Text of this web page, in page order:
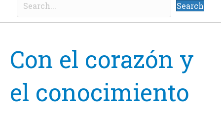
Search
Con el corazón y
el conocimiento